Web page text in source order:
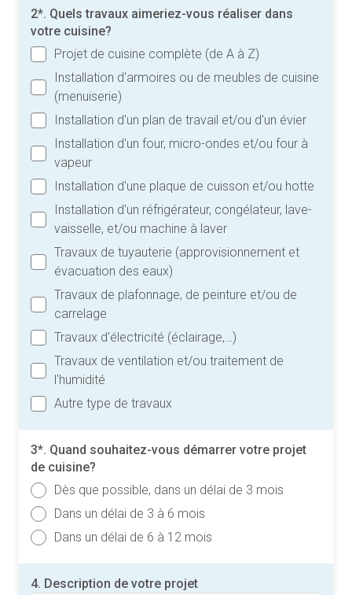
2*. Quels travaux aimeriez-vous réaliser dans
votre cuisine?
Projet de cuisine complète (de A à Z)
Installation d'armoires ou de meubles de cuisine
(menuiserie)
Installation d'un plan de travail et/ou d'un évier
Installation d'un four, micro-ondes et/ou four à
vapeur
Installation d'une plaque de cuisson et/ou hotte
Installation d'un réfrigérateur, congélateur, lave-
vaisselle, et/ou machine à laver
Travaux de tuyauterie (approvisionnement et
évacuation des eaux)
Travaux de plafonnage, de peinture et/ou de
carrelage
Travaux d'électricité (éclairage,…)
Travaux de ventilation et/ou traitement de
l'humidité
Autre type de travaux
3*. Quand souhaitez-vous démarrer votre projet
de cuisine?
Dès que possible, dans un délai de 3 mois
Dans un délai de 3 à 6 mois
Dans un délai de 6 à 12 mois
4. Description de votre projet